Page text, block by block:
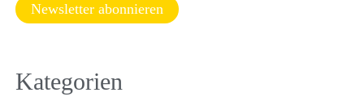
Newsletter abonnieren
Kategorien